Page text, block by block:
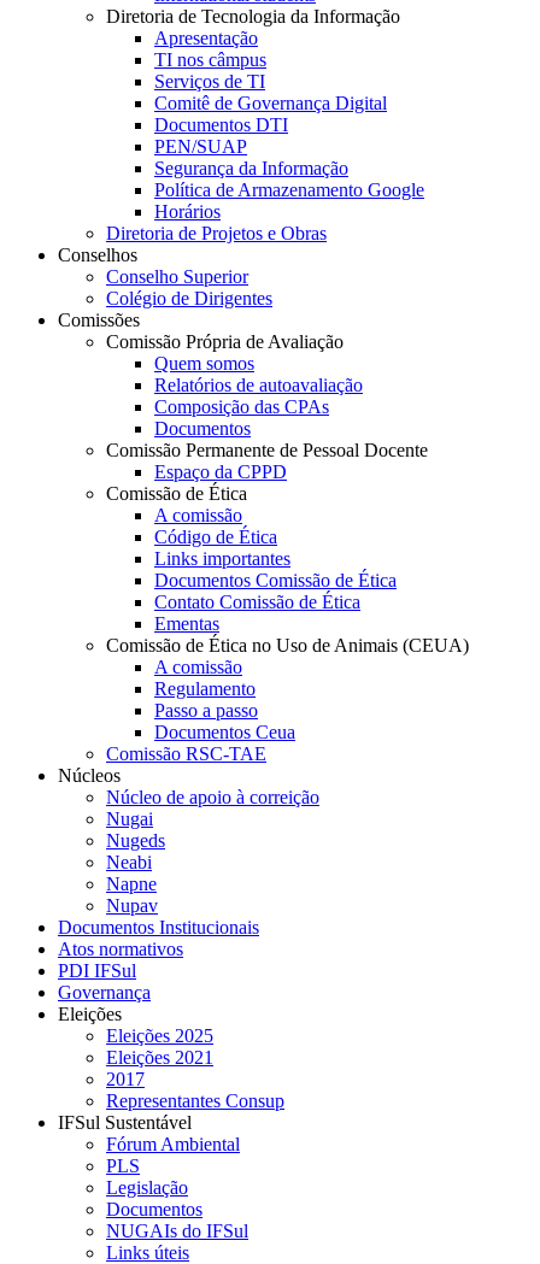
Diretoria de Tecnologia da Informação
Apresentação
TI nos câmpus
Serviços de TI
Comitê de Governança Digital
Documentos DTI
PEN/SUAP
Segurança da Informação
Política de Armazenamento Google
Horários
Diretoria de Projetos e Obras
Conselhos
Conselho Superior
Colégio de Dirigentes
Comissões
Comissão Própria de Avaliação
Quem somos
Relatórios de autoavaliação
Composição das CPAs
Documentos
Comissão Permanente de Pessoal Docente
Espaço da CPPD
Comissão de Ética
A comissão
Código de Ética
Links importantes
Documentos Comissão de Ética
Contato Comissão de Ética
Ementas
Comissão de Ética no Uso de Animais (CEUA)
A comissão
Regulamento
Passo a passo
Documentos Ceua
Comissão RSC-TAE
Núcleos
Núcleo de apoio à correição
Nugai
Nugeds
Neabi
Napne
Nupav
Documentos Institucionais
Atos normativos
PDI IFSul
Governança
Eleições
Eleições 2025
Eleições 2021
2017
Representantes Consup
IFSul Sustentável
Fórum Ambiental
PLS
Legislação
Documentos
NUGAIs do IFSul
Links úteis